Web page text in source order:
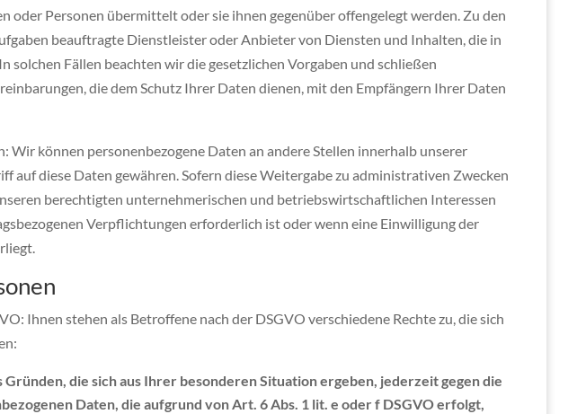
oder Personen übermittelt oder sie ihnen gegenüber offengelegt werden. Zu den
beauftragte Dienstleister oder Anbieter von Diensten und Inhalten, die in
solchen Fällen beachten wir die gesetzlichen Vorgaben und schließen
die dem Schutz Ihrer Daten dienen, mit den Empfängern Ihrer Daten
können personenbezogene Daten an andere Stellen innerhalb unserer
auf diese Daten gewähren. Sofern diese Weitergabe zu administrativen Zwecken
berechtigten unternehmerischen und betriebswirtschaftlichen Interessen
Verpflichtungen erforderlich ist oder wenn eine Einwilligung der
Ihnen stehen als Betroffene nach der DSGVO verschiedene Rechte zu, die sich
die sich aus Ihrer besonderen Situation ergeben, jederzeit gegen die
Daten, die aufgrund von Art. 6 Abs. 1 lit. e oder f DSGVO erfolgt,